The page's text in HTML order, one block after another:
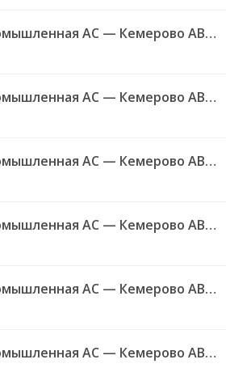
Промышленная АС — Кемерово АВ 536
Промышленная АС — Кемерово АВ 536
Промышленная АС — Кемерово АВ 536
Промышленная АС — Кемерово АВ 536
Промышленная АС — Кемерово АВ 536
Промышленная АС — Кемерово АВ 536